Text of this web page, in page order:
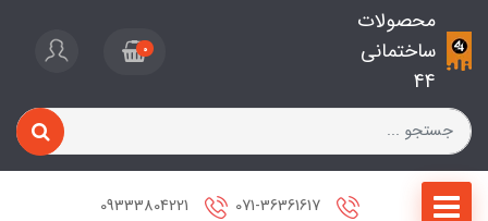
محصولات
ساختمانی
44
0